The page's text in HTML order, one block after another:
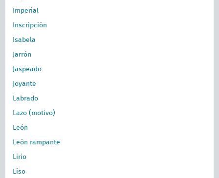
Imperial
Inscripción
Isabela
Jarrón
Jaspeado
Joyante
Labrado
Lazo (motivo)
León
León rampante
Lirio
Liso